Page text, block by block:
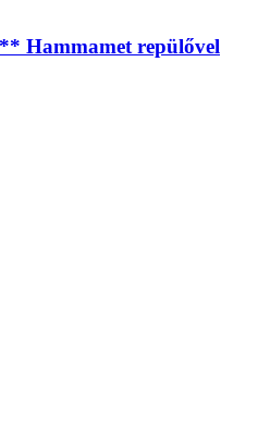
Hammamet repülővel